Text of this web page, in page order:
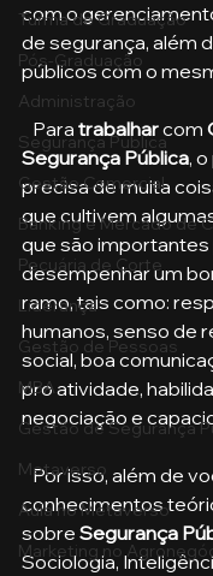
Turma de Graduação
Pós-Graduação
Administração
Segurança Publica
Gestão Comercial
Banking e Mercado de
Pecuária de Corte
Liderança
Gestão de Pessoas
MBA
Gestão de Segurança
Metaverso
Aula no Metaverso
Marketing no
com o
de segurança, além
públicos com o
   Para
trabalhar com
Segurança Pública,
precisa de muita
que cultivem
que são importantes
desempenhar um
ramo, tais como:
humanos, senso de
social, boa
pro atividade,
negociação e
   Por isso, além de você precisar de
conhecimentos
sobre Segurança
Sociologia,